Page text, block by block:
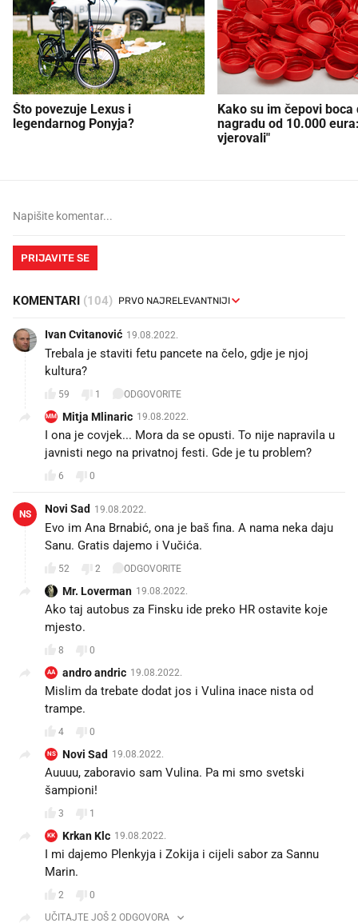
Što povezuje Lexus i
legendarnog Ponyja?
Kako su im čepovi boca
nagradu od 10.000
vjerovali"
PRIJAVITE SE
KOMENTARI (104)
Ivan Cvitanović 19.08.2022.
Trebala je staviti fetu pancete na čelo, gdje je njoj
kultura?
59 1 ODGOVORITE
MM Mitja Mlinaric 19.08.2022.
I ona je covjek... Mora da se opusti. To nije napravila u
javnisti nego na privatnoj festi. Gde je tu problem?
6 0
NS Novi Sad 19.08.2022.
Evo im Ana Brnabić, ona je baš fina. A nama neka daju
Sanu. Gratis dajemo i Vučića.
52 2 ODGOVORITE
Mr. Loverman 19.08.2022.
Ako taj autobus za Finsku ide preko HR ostavite koje
mjesto.
8 0
AA andro andric 19.08.2022.
Mislim da trebate dodat jos i Vulina inace nista od
trampe.
4 0
NS Novi Sad 19.08.2022.
Auuuu, zaboravio sam Vulina. Pa mi smo svetski
šampioni!
3 1
KK Krkan Klc 19.08.2022.
I mi dajemo Plenkyja i Zokija i cijeli sabor za Sannu
Marin.
2
0
UČITAJTE JOŠ 2 ODGOVORA